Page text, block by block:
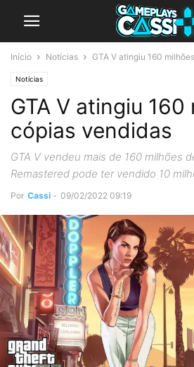
Início Notícias GTA V atingiu 160
Notícias
GTA V atingiu
cópias vendidas
GTA V vendeu mais de 160 milhões
Remastered pode ter vendido 10
Por Cassi - 09/02/2022 09:19